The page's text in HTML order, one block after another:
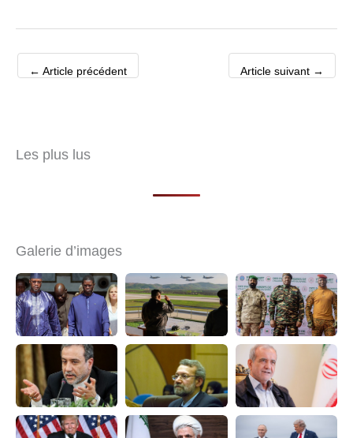
← Article précédent Article suivant →
Les plus lus
Galerie d’images